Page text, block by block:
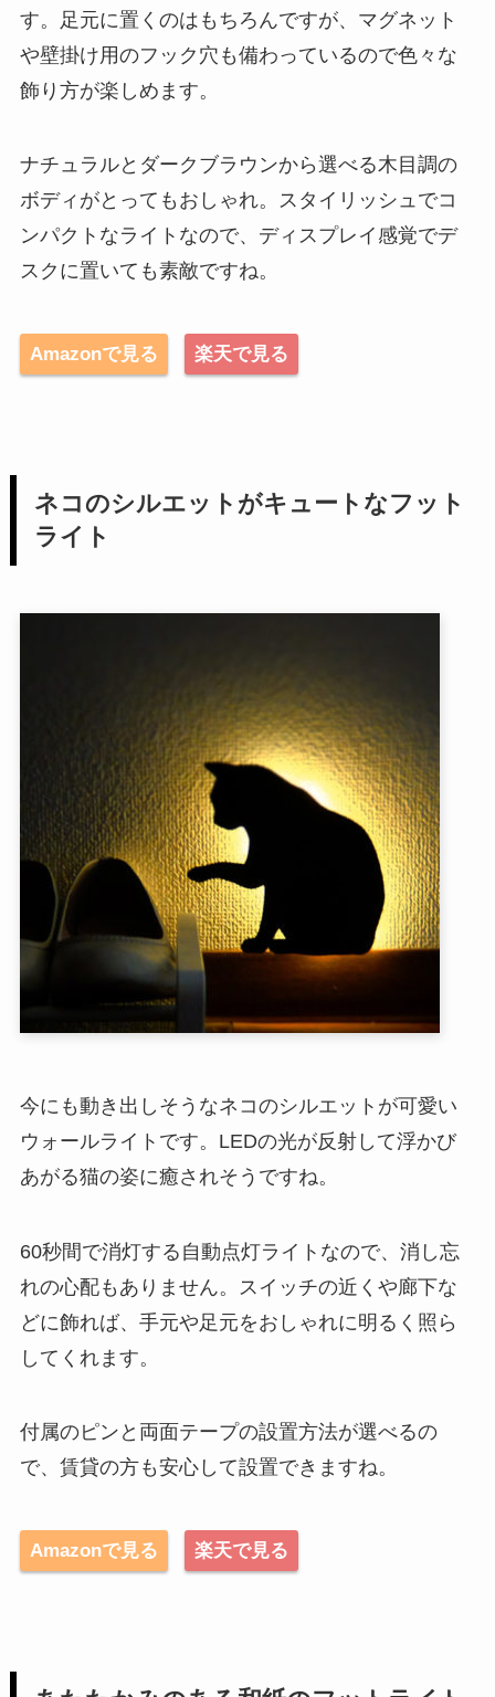
す。足元に置くのはもちろんですが、マグネット
や壁掛け用のフック穴も備わっているので色々な
飾り方が楽しめます。
ナチュラルとダークブラウンから選べる木目調の
ボディがとってもおしゃれ。スタイリッシュでコ
ンパクトなライトなので、ディスプレイ感覚でデ
スクに置いても素敵ですね。
Amazonで見る 楽天で見る
ネコのシルエットがキュートなフット
ライト
今にも動き出しそうなネコのシルエットが可愛い
ウォールライトです。LEDの光が反射して浮かび
あがる猫の姿に癒されそうですね。
60秒間で消灯する自動点灯ライトなので、消し忘
れの心配もありません。スイッチの近くや廊下な
どに飾れば、手元や足元をおしゃれに明るく照ら
してくれます。
付属のピンと両面テープの設置方法が選べるの
で、賃貸の方も安心して設置できますね。
Amazonで見る 楽天で見る